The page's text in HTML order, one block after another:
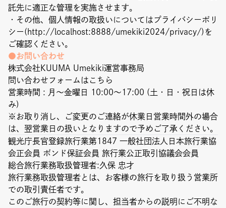
託先に適正な管理を実施させます。
・その他、個人情報の取扱いについてはプライバシーポリ
シー(http://localhost:8888/umekiki2024/privacy/)を
ご確認ください。
●お問い合わせ
株式会社KUUMA Umekiki運営事務局
問い合わせフォームは こちら
営業時間 : 月～金曜日 10:00～17:00 (土・日・祝日は休
み)
※お取り消し、ご変更のご連絡が休業日営業時間外の場合
は、翌営業日の扱いとなりますので予めご了承ください。
観光庁長官登録旅行業第1847 一般社団法人日本旅行業協
会正会員 ボンド保証会員 旅行業公正取引協議会会員
総合旅行業務取扱管理者:久保 忠才
旅行業務取扱管理者とは、お客様の旅行を取り扱う営業所
での取引責任者です。
このご旅行の契約等に関し、担当者からの説明にご不明な